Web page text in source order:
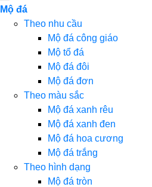
Mộ đá
Theo nhu cầu
Mộ đá công giáo
Mộ tổ đá
Mộ đá đôi
Mộ đá đơn
Theo màu sắc
Mộ đá xanh rêu
Mộ đá xanh đen
Mộ đá hoa cương
Mộ đá trắng
Theo hình dạng
Mộ đá tròn